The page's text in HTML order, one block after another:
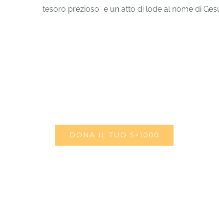
tesoro prezioso” e un atto di lode al nome di
DONA IL TUO 5×1000